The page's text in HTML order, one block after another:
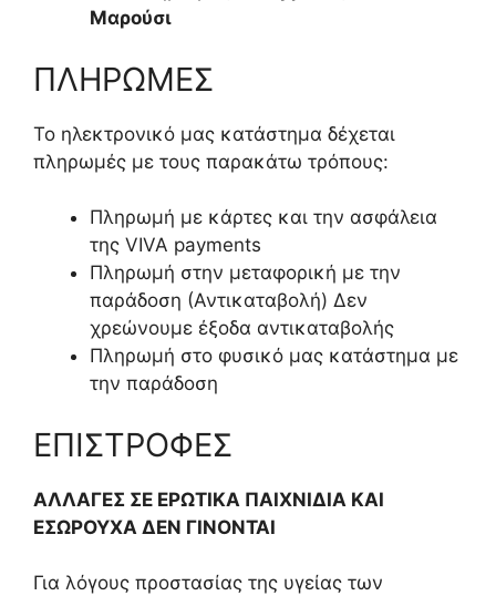
Μαρούσι
ΠΛΗΡΩΜΕΣ
To ηλεκτρονικό μας κατάστημα δέχεται
πληρωμές με τους παρακάτω τρόπους:
Πληρωμή με κάρτες και την ασφάλεια
της VIVA payments
Πληρωμή στην μεταφορική με την
παράδοση (Αντικαταβολή) Δεν
χρεώνουμε έξοδα αντικαταβολής
Πληρωμή στο φυσικό μας κατάστημα με
την παράδοση
ΕΠΙΣΤΡΟΦΕΣ
ΑΛΛΑΓΕΣ ΣΕ ΕΡΩΤΙΚΑ ΠΑΙΧΝΙΔΙΑ ΚΑΙ
ΕΣΩΡΟΥΧΑ ΔΕΝ ΓΙΝΟΝΤΑΙ
Για λόγους προστασίας της υγείας των